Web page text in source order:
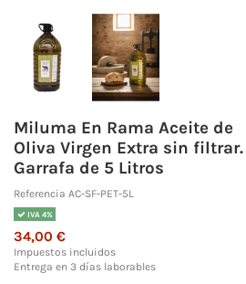
Miluma En Rama Aceite de
Oliva Virgen Extra sin filtrar.
Garrafa de 5 Litros
Referencia AC-SF-PET-5L
IVA 4%
34,00 €
Impuestos incluidos
Entrega en 3 días laborables